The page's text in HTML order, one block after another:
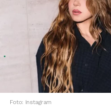
Foto: Instagram